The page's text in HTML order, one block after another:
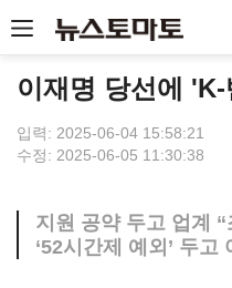
이재명 당선에
입력: 2025-06-04 15:58:21
수정: 2025-06-05 11:30:38
지원 공약 두고 업계
‘52시간제 예외’ 두고